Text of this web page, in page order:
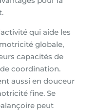
qui aide les
globale,
capacités de
coordination.
aussi en douceur
fine. Se
peut